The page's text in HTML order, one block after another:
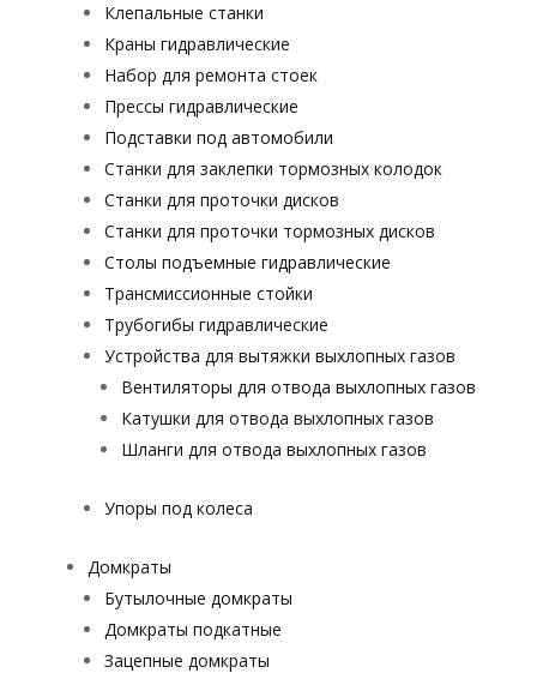
Клепальные станки
Краны гидравлические
Набор для ремонта стоек
Прессы гидравлические
Подставки под автомобили
Станки для заклепки тормозных колодок
Станки для проточки дисков
Станки для проточки тормозных дисков
Столы подъемные гидравлические
Трансмиссионные стойки
Трубогибы гидравлические
Устройства для вытяжки выхлопных газов
Вентиляторы для отвода выхлопных газов
Катушки для отвода выхлопных газов
Шланги для отвода выхлопных газов
Упоры под колеса
Домкраты
Бутылочные домкраты
Домкраты подкатные
Зацепные домкраты